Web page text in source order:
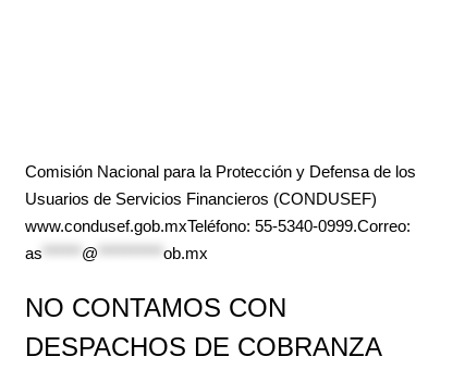
Comisión Nacional para la Protección y Defensa de los
Usuarios de Servicios Financieros (CONDUSEF)
www.condusef.gob.mxTeléfono: 55-5340-0999.Correo:
as
@ ob.mx
NO CONTAMOS CON
DESPACHOS DE COBRANZA